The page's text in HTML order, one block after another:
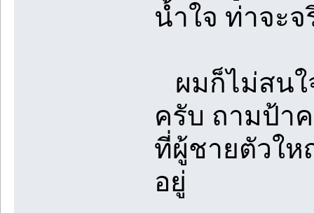
น้ำใจ ท่าจะจ
ผมก็ไม่สนใ
ครับ ถามป้า
ที่ผู้ชายตัวให
อยู่